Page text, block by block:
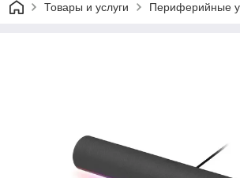
Товары и услуги Периферийные